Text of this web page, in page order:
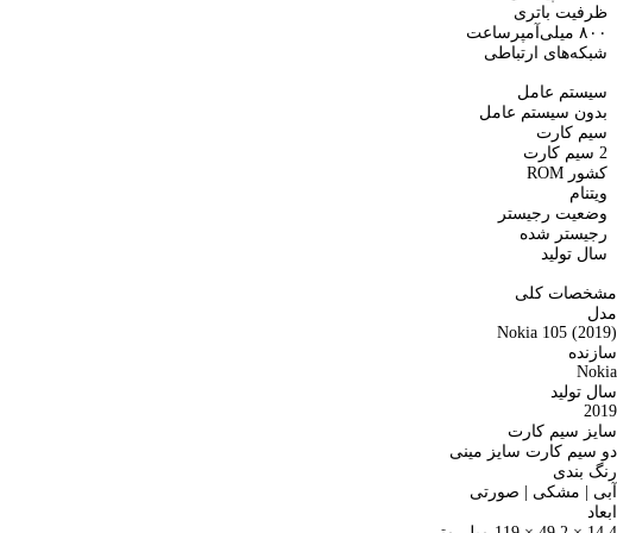
ظرفیت باتری
۸۰۰ میلی‌آمپرساعت
شبکه‌های ارتباطی
سیستم عامل
بدون سیستم عامل
سیم کارت
2 سیم کارت
کشور ROM
ویتنام
وضعیت رجیستر
رجیستر شده
سال تولید
مشخصات کلی
مدل
Nokia 105 (2019)
سازنده
Nokia
سال تولید
2019
سایز سیم کارت
دو سیم کارت سایز مینی
رنگ بندی
آبی | مشکی | صورتی
ابعاد